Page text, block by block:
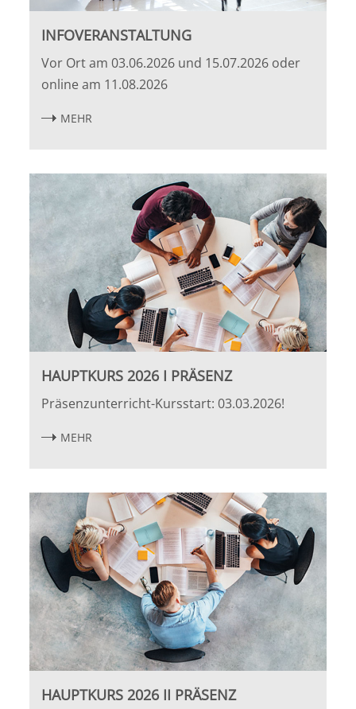
INFOVERANSTALTUNG
Vor Ort am 03.06.2026 und 15.07.2026 oder
online am 11.08.2026
MEHR
HAUPTKURS 2026 I PRÄSENZ
Präsenzunterricht-Kursstart: 03.03.2026!
MEHR
HAUPTKURS 2026 II PRÄSENZ
Bremen
Düsseldorf
Frankfurt/O.
Freiburg
Gießen
Greifswald
Göttingen
Hamburg
Heidelberg
Jena
Kiel
Konstanz